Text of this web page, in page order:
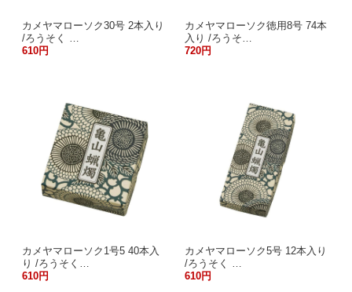
カメヤマローソク30号 2本入り
/ろうそく …
610円
カメヤマローソク徳用8号 74本
入り /ろうそ…
720円
カメヤマローソク1号5 40本入
り /ろうそく…
610円
カメヤマローソク5号 12本入り
/ろうそく …
610円